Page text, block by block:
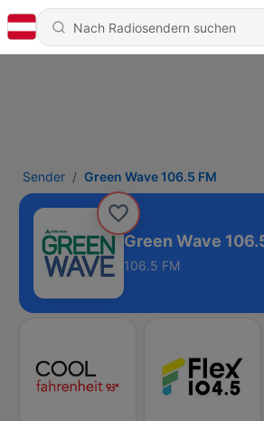
Sender Green Wave 106.5 FM
Green Wave
106.5 FM